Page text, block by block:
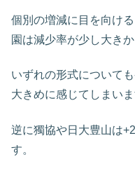
個別の増減に目を向け
園は減少率が少し大き
いずれの形式について
大きめに感じてしまいま
逆に獨協や日大豊山は
す。